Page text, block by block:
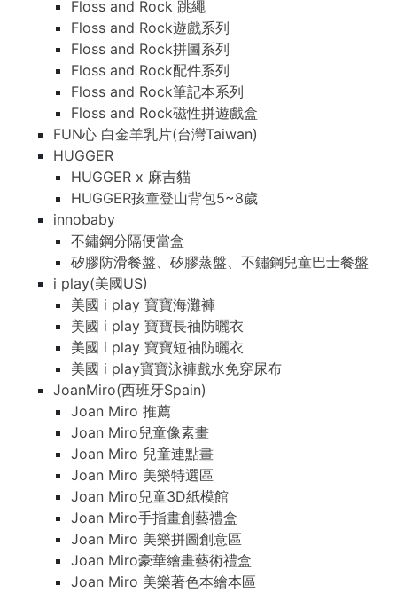
Floss and Rock 跳繩
Floss and Rock遊戲系列
Floss and Rock拼圖系列
Floss and Rock配件系列
Floss and Rock筆記本系列
Floss and Rock磁性拼遊戲盒
FUN心 白金羊乳片(台灣Taiwan)
HUGGER
HUGGER x 麻吉貓
HUGGER孩童登山背包5~8歲
innobaby
不鏽鋼分隔便當盒
矽膠防滑餐盤、矽膠蒸盤、不鏽鋼兒童巴士餐盤
i play(美國US)
美國 i play 寶寶海灘褲
美國 i play 寶寶長袖防曬衣
美國 i play 寶寶短袖防曬衣
美國 i play寶寶泳褲戲水免穿尿布
JoanMiro(西班牙Spain)
Joan Miro 推薦
Joan Miro兒童像素畫
Joan Miro 兒童連點畫
Joan Miro 美樂特選區
Joan Miro兒童3D紙模館
Joan Miro手指畫創藝禮盒
Joan Miro 美樂拼圖創意區
Joan Miro豪華繪畫藝術禮盒
Joan Miro 美樂著色本繪本區